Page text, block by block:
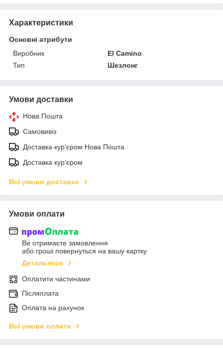
Характеристики
Основні атрибути
Виробник
El Camino
Тип
Шезлонг
Умови доставки
Нова Пошта
Самовивіз
Доставка кур'єром Нова Пошта
Доставка кур'єром
Всі умови доставки
Умови оплати
Ви отримаєте замовлення
або гроші повернуться на вашу картку
Детальніше
Оплатити частинами
Післяплата
Оплата на рахунок
Всі умови оплати